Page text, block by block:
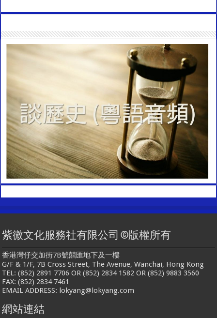
紫微文化服務社有限公司 ©版權所有
香港灣仔交加街7B號囍匯地下及一樓
G/F & 1/F, 7B Cross Street, The Avenue, Wanchai, Hong Kong
TEL: (852) 2891 7706 OR (852) 2834 1582 OR (852) 9883 3560
FAX: (852) 2834 7461
EMAIL ADDRESS: lokyang@lokyang.com
網站連結